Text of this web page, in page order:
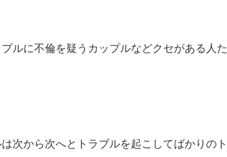
ルに不倫を疑うカップルなどクセがある人た
次から次へとトラブルを起こしてばかりのト